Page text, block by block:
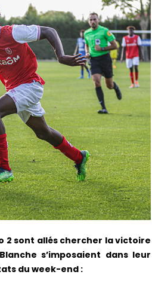
2 sont allés chercher la victoire
s’imposaient dans leur
du week-end :